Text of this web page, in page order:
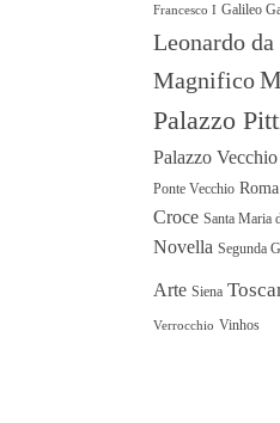
Francesco I Galileo
Leonardo
Magnifico
Palazzo
Palazzo Vecchio
Ponte Vecchio Roma
Croce Santa Maria
Novella Segunda
Arte Siena
Verrocchio Vinhos